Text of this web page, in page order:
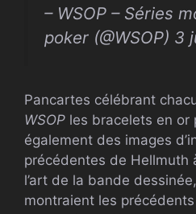
– WSOP – Séries
poker (@WSOP) 3
Pancartes célébrant
WSOP les bracelets en or
également des images
précédentes de Hellmuth
l’art de la bande
montraient les